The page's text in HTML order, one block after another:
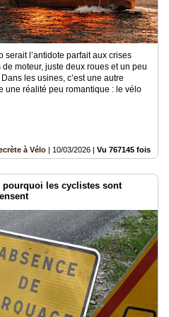
serait l’antidote parfait aux crises
moteur, juste deux roues et un peu
les usines, c’est une autre
une réalité peu romantique : le vélo
à Vélo | 10/03/2026 | Vu 767145 fois
les cyclistes sont